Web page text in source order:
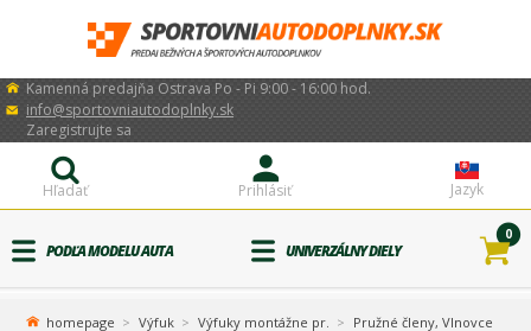
Kamenná predajňa Ostrava Po - Pi 9:00 - 16:00 hod.
info@sportovniautodoplnky.sk
Jazyk
Prihlásiť
Zaregistrujte sa
Hľadať
PODĽA MODELU AUTA UNIVERZÁLNY DIELY
0
homepage Výfuk Výfuky montážne pr. Pružné členy, Vlnovce